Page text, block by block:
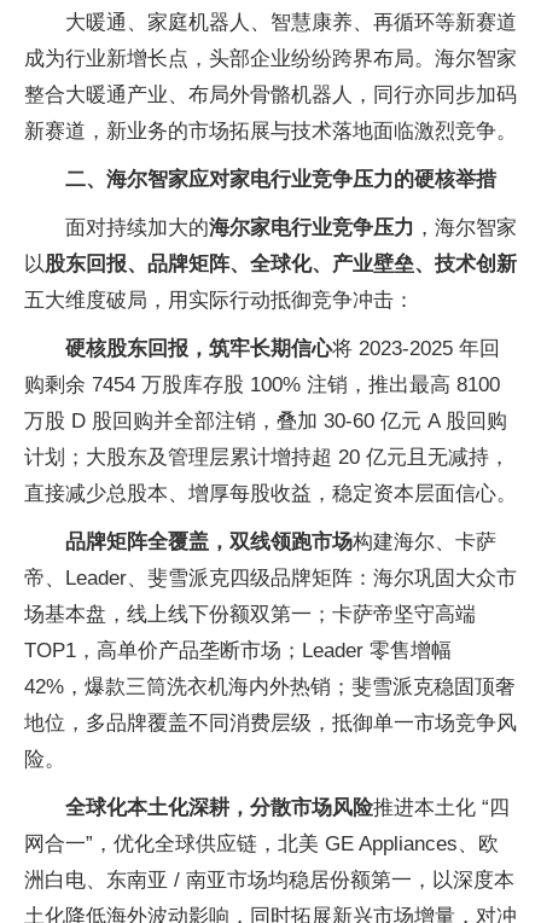
大暖通、家庭机器人、智慧康养、再循环等新赛道
成为行业新增长点，头部企业纷纷跨界布局。海尔智家
整合大暖通产业、布局外骨骼机器人，同行亦同步加码
新赛道，新业务的市场拓展与技术落地面临激烈竞争。
二、海尔智家应对家电行业竞争压力的硬核举措
面对持续加大的海尔家电行业竞争压力 ，海尔智家
以股东回报、品牌矩阵、全球化、产业壁垒、技术创新
五大维度破局，用实际行动抵御竞争冲击：
硬核股东回报，筑牢长期信心将 2023-2025 年回
购剩余 7454 万股库存股 100% 注销，推出最高 8100
万股 D 股回购并全部注销，叠加 30-60 亿元 A 股回购
计划；大股东及管理层累计增持超 20 亿元且无减持，
直接减少总股本、增厚每股收益，稳定资本层面信心。
品牌矩阵全覆盖，双线领跑市场构建海尔、卡萨
帝、Leader、斐雪派克四级品牌矩阵：海尔巩固大众市
场基本盘，线上线下份额双第一；卡萨帝坚守高端
TOP1，高单价产品垄断市场；Leader 零售增幅
42%，爆款三筒洗衣机海内外热销；斐雪派克稳固顶奢
地位，多品牌覆盖不同消费层级，抵御单一市场竞争风
险。
全球化本土化深耕，分散市场风险推进本土化 “四
网合一”，优化全球供应链，北美 GE Appliances、欧
洲白电、东南亚 / 南亚市场均稳居份额第一，以深度本
土化降低海外波动影响，同时拓展新兴市场增量，对冲